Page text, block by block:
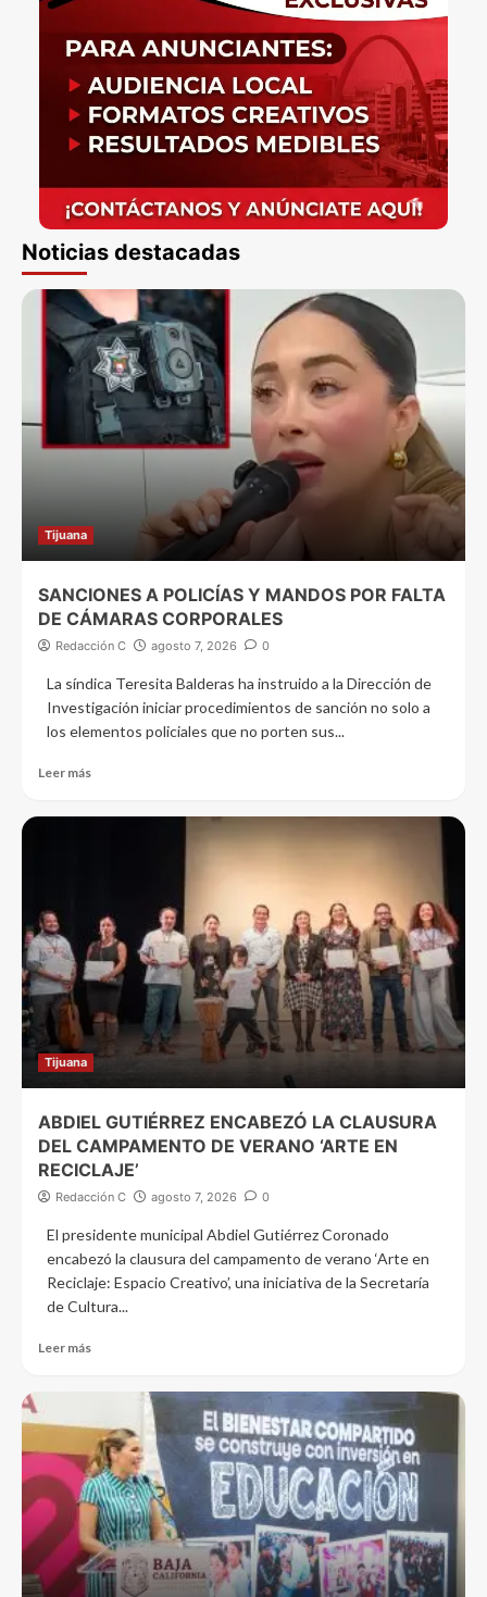
Noticias destacadas
Tijuana
SANCIONES A POLICÍAS Y MANDOS POR FALTA
DE CÁMARAS CORPORALES
Redacción C agosto 7, 2026 0
La síndica Teresita Balderas ha instruido a la Dirección de
Investigación iniciar procedimientos de sanción no solo a
los elementos policiales que no porten sus...
Leer más
Tijuana
ABDIEL GUTIÉRREZ ENCABEZÓ LA CLAUSURA
DEL CAMPAMENTO DE VERANO ‘ARTE EN
RECICLAJE’
Redacción C agosto 7, 2026 0
El presidente municipal Abdiel Gutiérrez Coronado
encabezó la clausura del campamento de verano ‘Arte en
Reciclaje: Espacio Creativo’, una iniciativa de la Secretaría
de Cultura...
Leer más